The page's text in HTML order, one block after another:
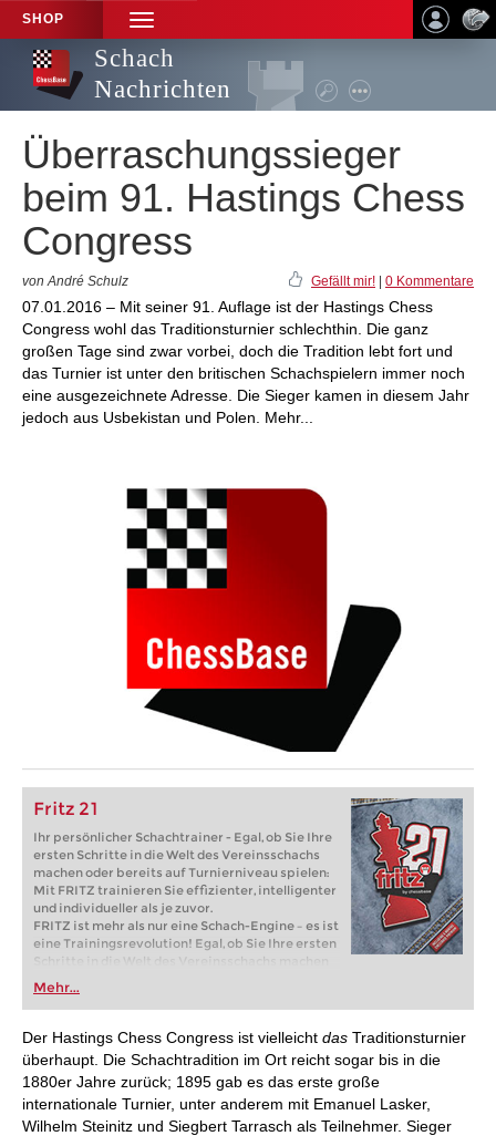
SHOP
TOGGLE
NAVIGATION
Schach
Nachrichten
Überraschungssieger
beim 91. Hastings Chess
Congress
von André Schulz Gefällt mir! 0 Kommentare
07.01.2016 – Mit seiner 91. Auflage ist der Hastings Chess
Congress wohl das Traditionsturnier schlechthin. Die ganz
großen Tage sind zwar vorbei, doch die Tradition lebt fort und
das Turnier ist unter den britischen Schachspielern immer noch
eine ausgezeichnete Adresse. Die Sieger kamen in diesem Jahr
jedoch aus Usbekistan und Polen. Mehr...
Fritz 21
Ihr persönlicher Schachtrainer - Egal, ob Sie Ihre
ersten Schritte in die Welt des Vereinsschachs
machen oder bereits auf Turnierniveau spielen:
Mit FRITZ trainieren Sie effizienter, intelligenter
und individueller als je zuvor.
FRITZ ist mehr als nur eine Schach-Engine – es ist
eine Trainingsrevolution! Egal, ob Sie Ihre ersten
Schritte in die Welt des Vereinsschachs machen
oder bereits auf Turnierniveau spielen: Mit
FRITZ trainieren Sie effizienter, intelligenter und
individueller als je zuvor.
Mehr...
Der Hastings Chess Congress ist vielleicht das Traditionsturnier
überhaupt. Die Schachtradition im Ort reicht sogar bis in die
1880er Jahre zurück; 1895 gab es das erste große
internationale Turnier, unter anderem mit Emanuel Lasker,
Wilhelm Steinitz und Siegbert Tarrasch als Teilnehmer. Sieger